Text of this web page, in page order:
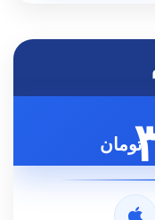
تومان